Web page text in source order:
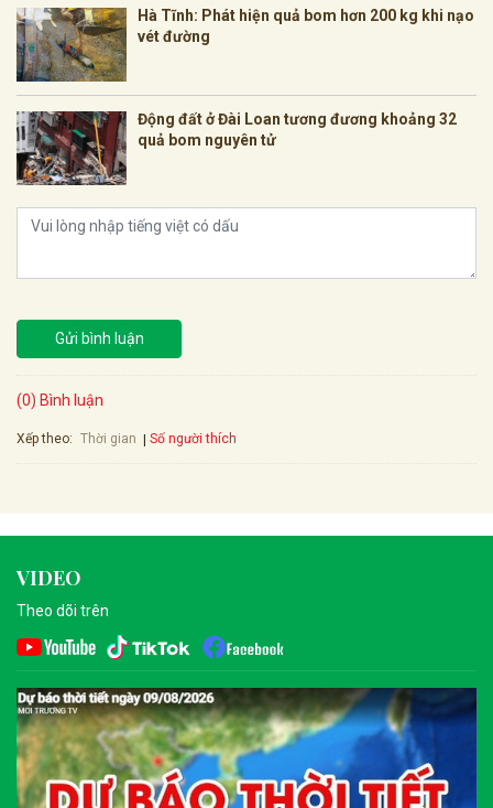
Hà Tĩnh: Phát hiện quả bom hơn 200 kg khi nạo
vét đường
Động đất ở Đài Loan tương đương khoảng 32
quả bom nguyên tử
Gửi bình luận
(0) Bình luận
Xếp theo: Thời gian Số người thích
VIDEO
Theo dõi trên